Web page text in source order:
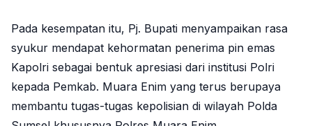
Pada kesempatan itu, Pj. Bupati menyampaikan rasa
syukur mendapat kehormatan penerima pin emas
Kapolri sebagai bentuk apresiasi dari institusi Polri
kepada Pemkab. Muara Enim yang terus berupaya
membantu tugas-tugas kepolisian di wilayah Polda